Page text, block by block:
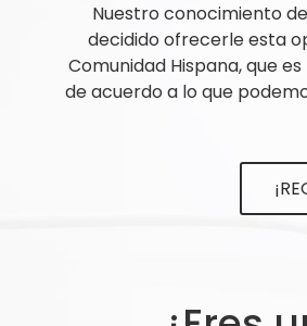
Nuestro conocimiento
decidido ofrecerle esta
Comunidad Hispana, que
de acuerdo a lo que